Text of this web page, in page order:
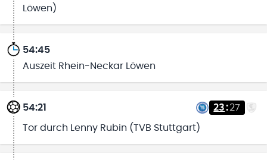
Löwen)
54:45
Auszeit Rhein-Neckar Löwen
54:21 23:27
Tor durch Lenny Rubin (TVB Stuttgart)